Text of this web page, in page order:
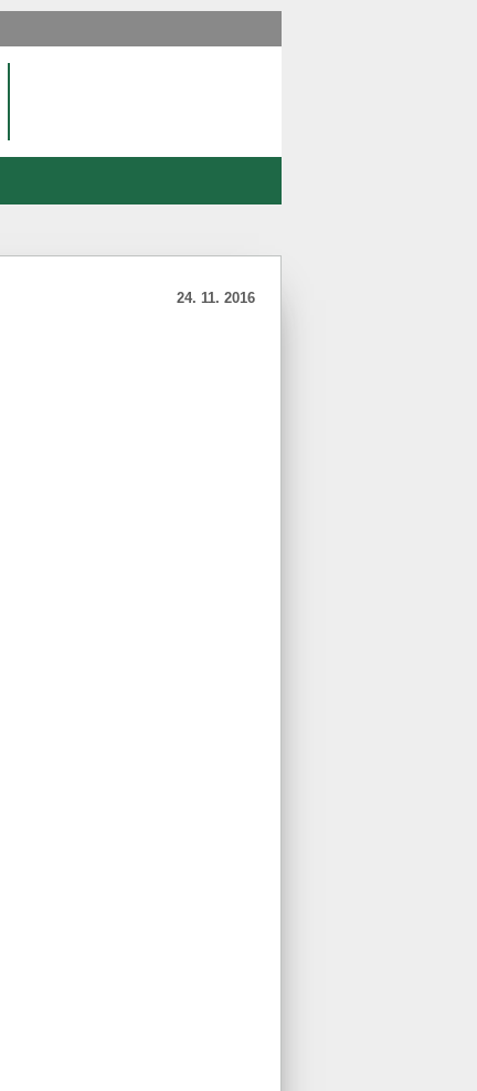
24. 11. 2016